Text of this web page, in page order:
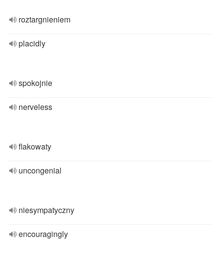
roztargnieniem
placidly
spokojnie
nerveless
flakowaty
uncongenial
niesympatyczny
encouragingly